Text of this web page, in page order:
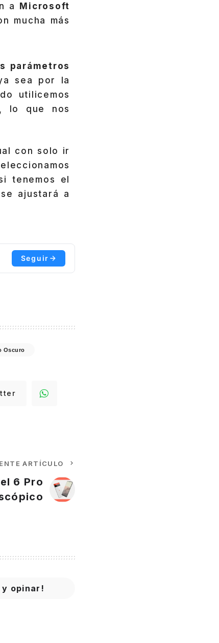
a Microsoft
mucha más
parámetros
sea por la
utilicemos
lo que nos
con solo ir
tenemos el
ajustará a
Seguir
Oscuro
ARTÍCULO
6 Pro
y opinar!